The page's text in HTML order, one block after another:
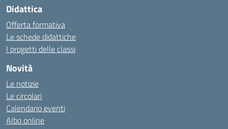
Didattica
Offerta formativa
Le schede didattiche
I progetti delle classi
Novità
Le notizie
Le circolari
Calendario eventi
Albo online